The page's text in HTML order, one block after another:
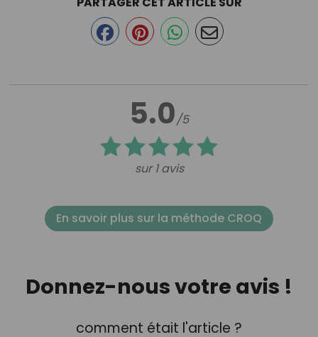
5.0/5
sur 1 avis
En savoir plus sur la méthode CROQ
Donnez-nous votre avis !
comment était l'article ?